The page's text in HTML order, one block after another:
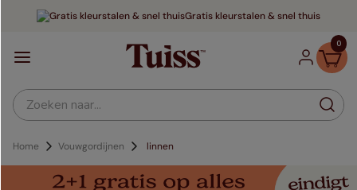
Gratis kleurstalen & snel thuis
0
Zoeken naar...
Vouwgordijnen linnen